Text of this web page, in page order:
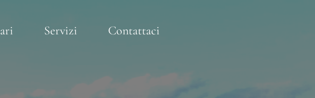
Servizi Contattaci